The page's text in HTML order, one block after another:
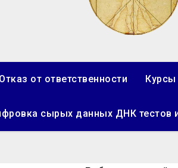
Отказ от ответственности Курсы
сырых данных ДНК тестов и